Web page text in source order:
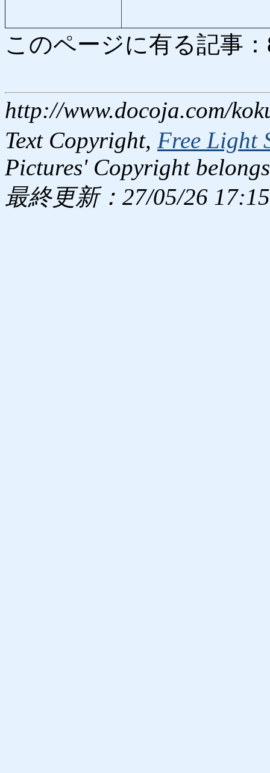
このページに有る記事
http://www.docoja.com/
Text Copyright, Free Light
Pictures' Copyright
最終更新：27/05/26 17:15